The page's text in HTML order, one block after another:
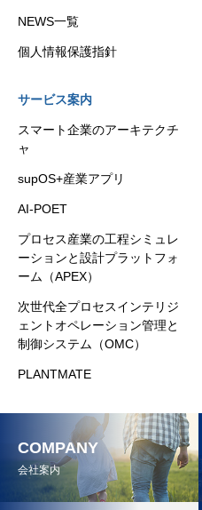
NEWS一覧
個人情報保護指針
サービス案内
スマート企業のアーキテクチ
ャ
supOS+産業アプリ
AI-POET
プロセス産業の工程シミュレ
ーションと設計プラットフォ
ーム（APEX）
次世代全プロセスインテリジ
ェントオペレーション管理と
制御システム（OMC）
PLANTMATE
COMPANY
会社案内